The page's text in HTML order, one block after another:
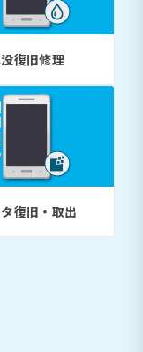
復旧修理
復旧・取出